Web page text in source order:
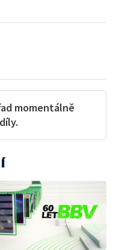
momentálně